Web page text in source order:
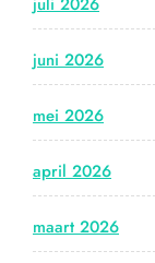
juni 2026
mei 2026
april 2026
maart 2026